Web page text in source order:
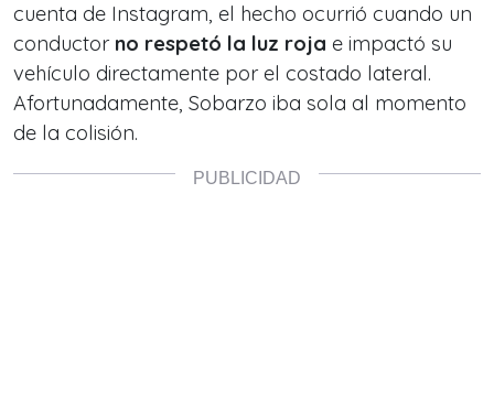
cuenta de Instagram, el hecho ocurrió cuando un
conductor no respetó la luz roja e impactó su
vehículo directamente por el costado lateral.
Afortunadamente, Sobarzo iba sola al momento
de la colisión.